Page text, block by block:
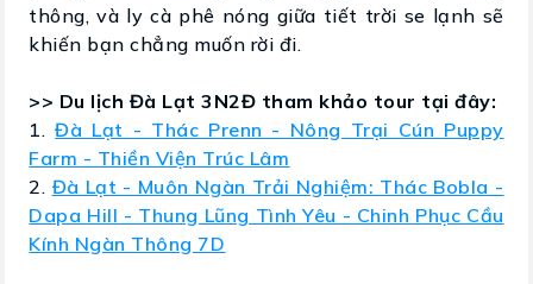
thông, và ly cà phê nóng giữa tiết trời se lạnh sẽ
khiến bạn chẳng muốn rời đi.
>> Du lịch Đà Lạt 3N2Đ tham khảo tour tại đây:
1.Đà Lạt - Thác Prenn - Nông Trại Cún Puppy
Farm - Thiền Viện Trúc Lâm
2. Đà Lạt - Muôn Ngàn Trải Nghiệm: Thác Bobla -
Dapa Hill - Thung Lũng Tình Yêu - Chinh Phục Cầu
Kính Ngàn Thông 7D